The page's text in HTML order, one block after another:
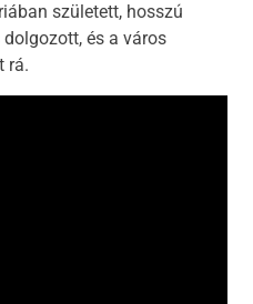
született, hosszú
és a város
rá.